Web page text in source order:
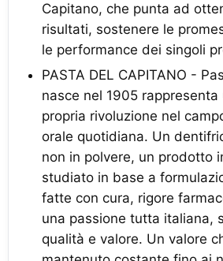
Capitano, che punta ad
risultati, sostenere le
le performance dei singoli
PASTA DEL CAPITANO -
nasce nel 1905 rappresenta
propria rivoluzione nel
orale quotidiana. Un
non in polvere, un prodotto
studiato in base a
fatte con cura, rigore
una passione tutta italiana,
qualità e valore. Un valore